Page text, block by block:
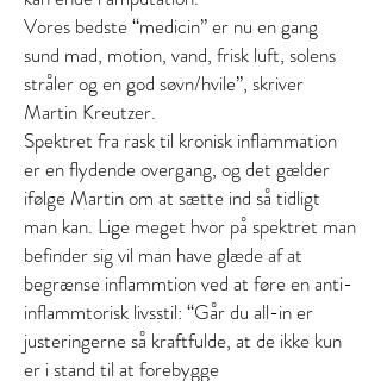
Vores bedste “medicin” er nu en gang
sund mad, motion, vand, frisk luft, solens
stråler og en god søvn/hvile”, skriver
Martin Kreutzer.
Spektret fra rask til kronisk inflammation
er en flydende overgang, og det gælder
ifølge Martin om at sætte ind så tidligt
man kan. Lige meget hvor på spektret man
befinder sig vil man have glæde af at
begrænse inflammtion ved at føre en anti-
inflammtorisk livsstil: “Går du all-in er
justeringerne så kraftfulde, at de ikke kun
er i stand til at forebygge